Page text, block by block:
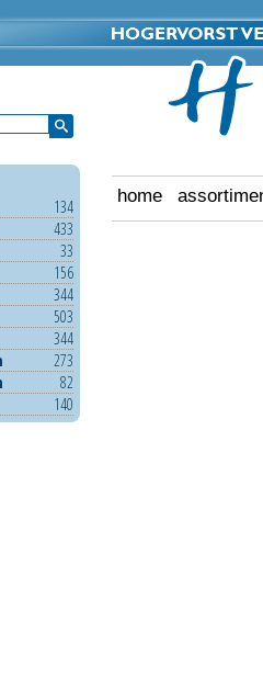
home
134
433
33
156
344
503
344
273
82
140